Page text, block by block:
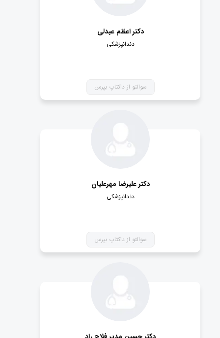
دکتر اعظم عبدلی
دندانپزشکی
سوالتو از داکتاپ بپرس
دکتر علیرضا مهرعلیان
دندانپزشکی
سوالتو از داکتاپ بپرس